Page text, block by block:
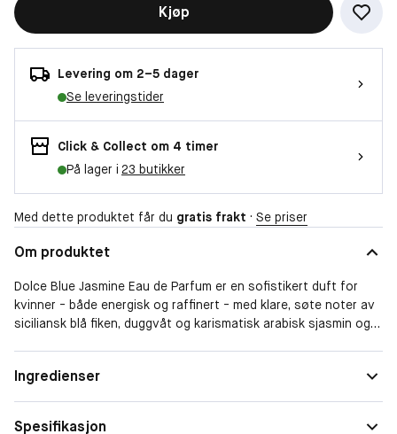
Kjøp
Levering om 2–5 dager
Se leveringstider
Click & Collect om 4 timer
På lager i 23 butikker
Med dette produktet får du gratis frakt · Se priser
Om produktet
Dolce Blue Jasmine Eau de Parfum er en sofistikert duft for
kvinner - både energisk og raffinert - med klare, søte noter av
siciliansk blå fiken, duggvåt og karismatisk arabisk sjasmin og
deg til å omfavne livets vakreste øyeblikk – spesielt de
uventede.
Ingredienser
Spesifikasjon